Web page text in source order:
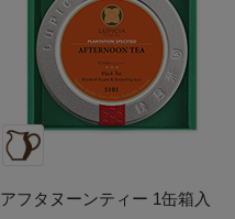
アフタヌーンティー 1缶箱入